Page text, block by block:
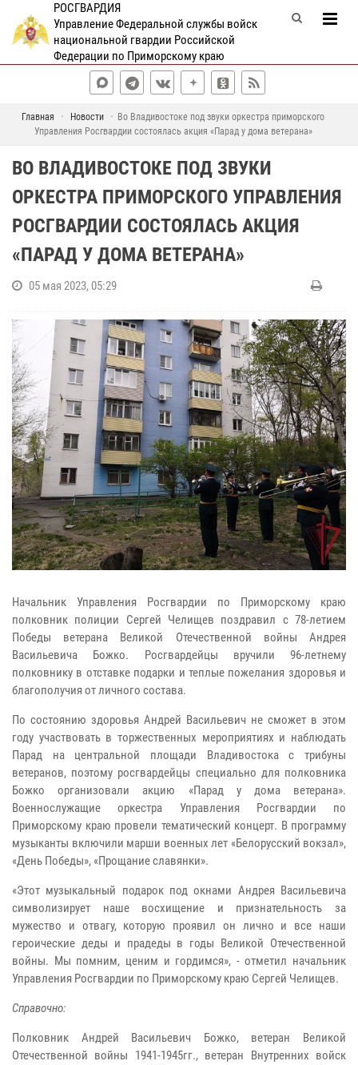
РОСГВАРДИЯ
Управление Федеральной службы войск
национальной гвардии Российской
Федерации по Приморскому краю
Главная Новости
Во Владивостоке под звуки оркестра приморского
Управления Росгвардии состоялась акция «Парад у дома ветерана»
ВО ВЛАДИВОСТОКЕ ПОД ЗВУКИ
ОРКЕСТРА ПРИМОРСКОГО УПРАВЛЕНИЯ
РОСГВАРДИИ СОСТОЯЛАСЬ АКЦИЯ
«ПАРАД У ДОМА ВЕТЕРАНА»
05 мая 2023, 05:29
Начальник Управления Росгвардии по Приморскому краю
полковник полиции Сергей Челищев поздравил с 78-летием
Победы ветерана Великой Отечественной войны Андрея
Васильевича Божко. Росгвардейцы вручили 96-летнему
полковнику в отставке подарки и теплые пожелания здоровья и
благополучия от личного состава.
По состоянию здоровья Андрей Васильевич не сможет в этом
году участвовать в торжественных мероприятиях и наблюдать
Парад на центральной площади Владивостока с трибуны
ветеранов, поэтому росгвардейцы специально для полковника
Божко организовали акцию «Парад у дома ветерана».
Военнослужащие оркестра Управления Росгвардии по
Приморскому краю провели тематический концерт. В программу
музыканты включили марши военных лет «Белорусский вокзал»,
«День Победы», «Прощание славянки».
«Этот музыкальный подарок под окнами Андрея Васильевича
символизирует наше восхищение и признательность за
мужество и отвагу, которую проявил он лично и все наши
героические деды и прадеды в годы Великой Отечественной
войны. Мы помним, ценим и гордимся», - отметил начальник
Управления Росгвардии по Приморскому краю Сергей Челищев.
Справочно:
Полковник Андрей Васильевич Божко, ветеран Великой
Отечественной войны 1941-1945гг., ветеран Внутренних войск